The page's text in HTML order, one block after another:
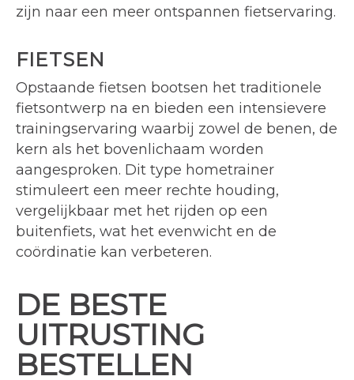
zijn naar een meer ontspannen fietservaring.
FIETSEN
Opstaande fietsen bootsen het traditionele
fietsontwerp na en bieden een intensievere
trainingservaring waarbij zowel de benen, de
kern als het bovenlichaam worden
aangesproken. Dit type hometrainer
stimuleert een meer rechte houding,
vergelijkbaar met het rijden op een
buitenfiets, wat het evenwicht en de
coördinatie kan verbeteren.
DE BESTE
UITRUSTING
BESTELLEN